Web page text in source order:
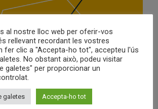
al nostre lloc web per oferir-vos
rellevant recordant les vostres
fer clic a "Accepta-ho tot", accepteu l'ús
No obstant això, podeu visitar
galetes" per proporcionar un
galetes Accepta-ho tot